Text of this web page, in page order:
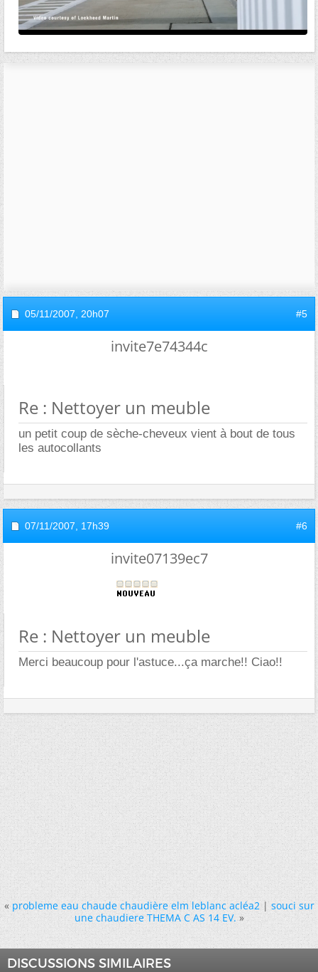
05/11/2007, 20h07 #5
invite7e74344c
Re : Nettoyer un meuble
un petit coup de sèche-cheveux vient à bout de tous
les autocollants
07/11/2007, 17h39 #6
invite07139ec7
Re : Nettoyer un meuble
Merci beaucoup pour l'astuce...ça marche!! Ciao!!
« probleme eau chaude chaudière elm leblanc acléa2|souci sur
une chaudiere THEMA C AS 14 EV. »
DISCUSSIONS SIMILAIRES